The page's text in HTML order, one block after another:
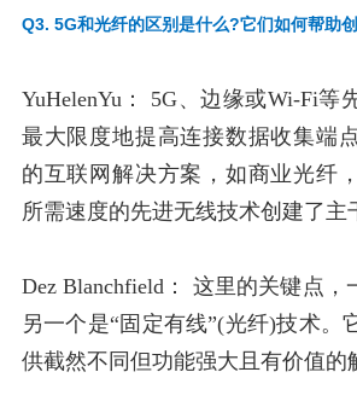
Q3. 5G和光纤的区别是什么?它们如何帮助
YuHelenYu：
5G、边缘或Wi-Fi等
最大限度地提高连接数据收集端
的互联网解决方案，如商业光纤
所需速度的先进无线技术创建了主
Dez Blanchfield：
这里的关键点，
另一个是“固定有线”(光纤)技术。
供截然不同但功能强大且有价值的